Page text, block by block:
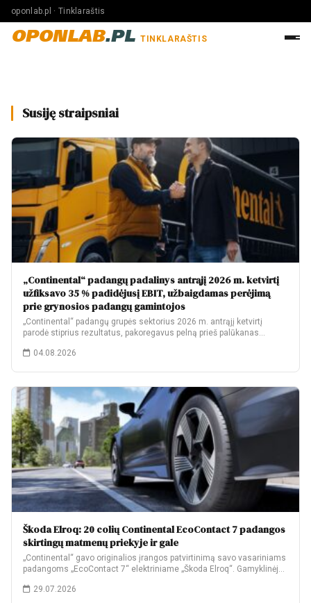
oponlab.pl · Tinklaraštis
OPONLAB.PL TINKLARAŠTIS
Susiję straipsniai
„Continental“ padangų padalinys antrąjį 2026 m. ketvirtį
užfiksavo 35 % padidėjusį EBIT, užbaigdamas perėjimą
prie grynosios padangų gamintojos
„Continental“ padangų grupės sektorius 2026 m. antrąjį ketvirtį
parodė stiprius rezultatus, pakoregavus pelną prieš palūkanas…
04.08.2026
Škoda Elroq: 20 colių Continental EcoContact 7 padangos
skirtingų matmenų priekyje ir gale
„Continental“ gavo originalios įrangos patvirtinimą savo vasariniams
padangoms „EcoContact 7“ elektriniame „Škoda Elroq“. Gamyklinėje
29.07.2026